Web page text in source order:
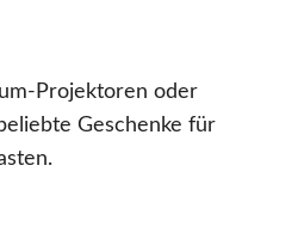
Projektoren oder
Geschenke für